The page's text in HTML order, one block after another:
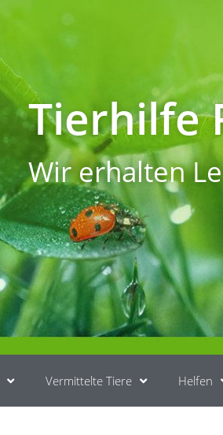
Tierhilfe
Wir erhalten
Vermittelte Tiere Helfen